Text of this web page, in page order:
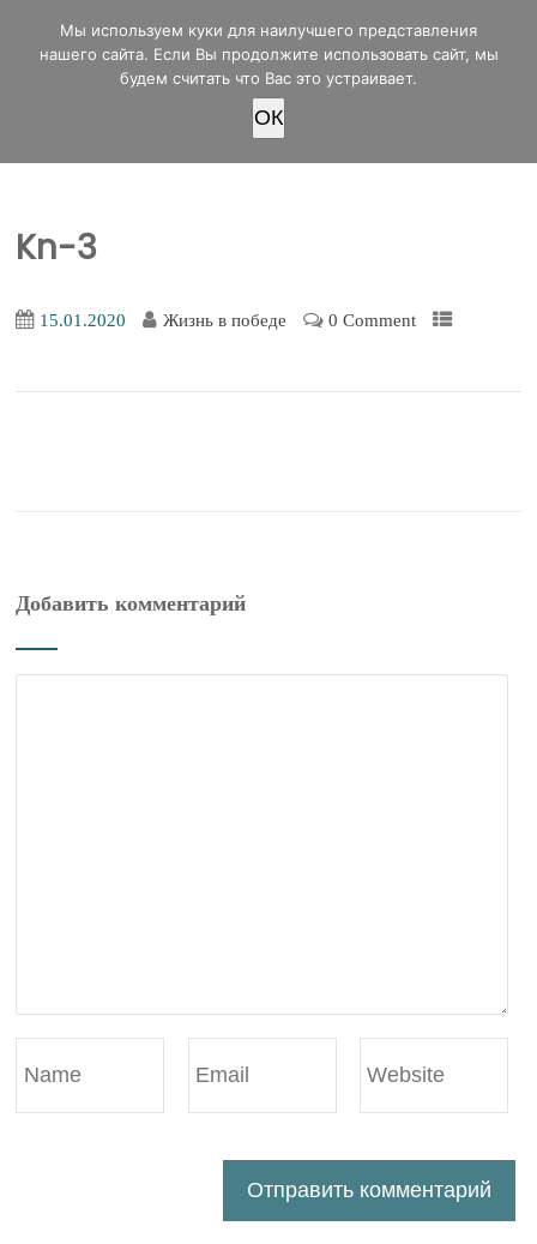
office@lifeinvictory.ru
+7 950 189 4420
Россия, г.Оренбург, ул.Мира 32/2
Kn-3
15.01.2020 Жизнь в победе 0 Comment
Добавить комментарий
Мы используем куки для наилучшего представления
нашего сайта. Если Вы продолжите использовать сайт, мы
будем считать что Вас это устраивает.
OК